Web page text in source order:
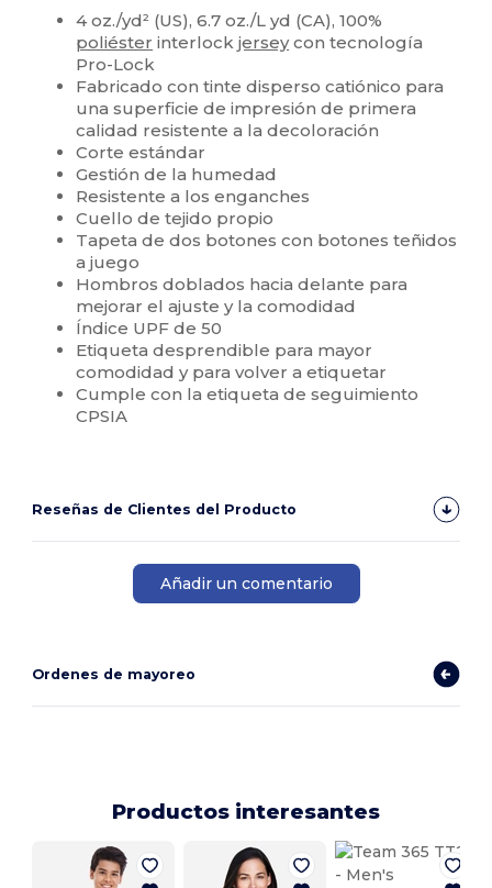
4 oz./yd² (US), 6.7 oz./L yd (CA), 100%
poliéster interlockjerseycon tecnología
Pro-Lock
Fabricado con tinte disperso catiónico para
una superficie de impresión de primera
calidad resistente a la decoloración
Corte estándar
Gestión de la humedad
Resistente a los enganches
Cuello de tejido propio
Tapeta de dos botones con botones teñidos
a juego
Hombros doblados hacia delante para
mejorar el ajuste y la comodidad
Índice UPF de 50
Etiqueta desprendible para mayor
comodidad y para volver a etiquetar
Cumple con la etiqueta de seguimiento
CPSIA
Reseñas de Clientes del Producto
Añadir un comentario
Ordenes de mayoreo
Productos interesantes